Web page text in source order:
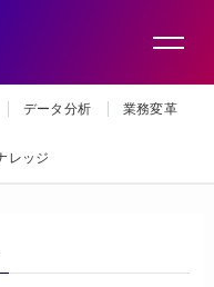
データ分析 業務変革
レッジ